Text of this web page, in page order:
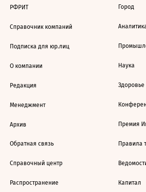
РФРИТ
Справочник компаний
Подписка для юр.лиц
О компании
Редакция
Менеджмент
Архив
Обратная связь
Справочный центр
Распространение
Город
Наука
Здоровье
Премия
Правила
Капитал